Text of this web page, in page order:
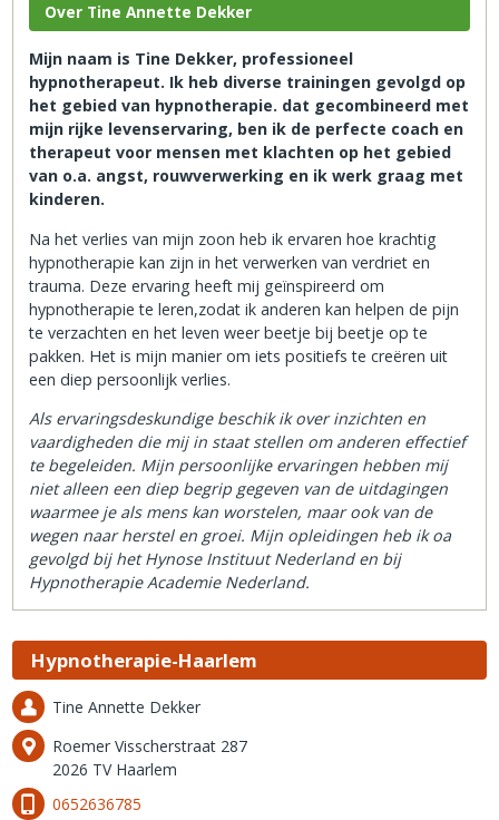
Over Tine Annette Dekker
Mijn naam is Tine Dekker, professioneel
hypnotherapeut. Ik heb diverse trainingen gevolgd op
het gebied van hypnotherapie. dat gecombineerd met
mijn rijke levenservaring, ben ik de perfecte coach en
therapeut voor mensen met klachten op het gebied
van o.a. angst, rouwverwerking en ik werk graag met
kinderen.
Na het verlies van mijn zoon heb ik ervaren hoe krachtig
hypnotherapie kan zijn in het verwerken van verdriet en
trauma. Deze ervaring heeft mij geïnspireerd om
hypnotherapie te leren,zodat ik anderen kan helpen de pijn
te verzachten en het leven weer beetje bij beetje op te
pakken. Het is mijn manier om iets positiefs te creëren uit
een diep persoonlijk verlies.
Als ervaringsdeskundige beschik ik over inzichten en
vaardigheden die mij in staat stellen om anderen effectief
te begeleiden. Mijn persoonlijke ervaringen hebben mij
niet alleen een diep begrip gegeven van de uitdagingen
waarmee je als mens kan worstelen, maar ook van de
wegen naar herstel en groei. Mijn opleidingen heb ik oa
gevolgd bij het Hynose Instituut Nederland en bij
Hypnotherapie Academie Nederland.
Hypnotherapie-Haarlem
Tine Annette Dekker
Roemer Visscherstraat 287
2026 TV Haarlem
0652636785